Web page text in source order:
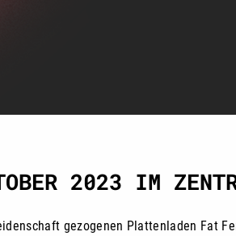
2023 IM
gezogenen Plattenladen Fat